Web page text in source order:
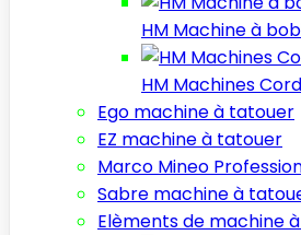
HM Machine à
HM Machines
Ego machine à tatouer
EZ machine à tatouer
Marco Mineo
Sabre machine à
Elèments de machine